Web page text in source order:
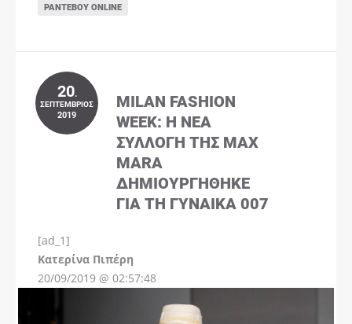
ΡΑΝΤΕΒΟΎ ONLINE
20.
ΣΕΠΤΈΜΒΡΙΟΣ
2019
MILAN FASHION
WEEK: Η ΝΈΑ
ΣΥΛΛΟΓΉ ΤΗΣ MAX
MARA
ΔΗΜΙΟΥΡΓΉΘΗΚΕ
ΓΙΑ ΤΗ ΓΥΝΑΊΚΑ 007
[ad_1]
Kατερίνα Πιπέρη
20/09/2019 @ 02:57:48